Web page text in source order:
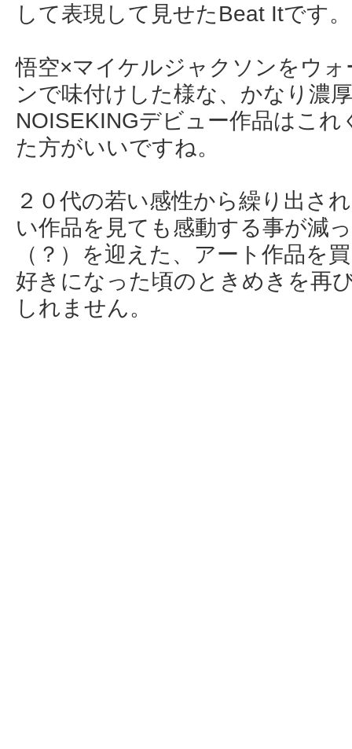
して表現して見せたBeat Itです。
悟空×マイケルジャクソンをウ
ンで味付けした様な、かなり濃
NOISEKINGデビュー作品はこ
た方がいいですね。
２０代の若い感性から繰り出さ
い作品を見ても感動する事が減
（？）を迎えた、アート作品を
好きになった頃のときめきを再
しれません。